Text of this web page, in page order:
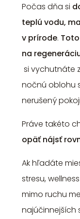
Počas dňa si
teplú vodu,
v prírode.
na
si vychutnáte
nočnú oblohu
nerušený
Práve takéto
opäť nájsť
Ak hľadáte
stresu,
mimo ruchu
najúčinnejších